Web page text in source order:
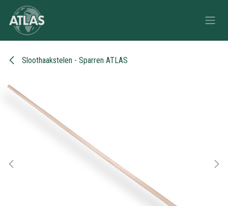
Overslaan naar inhoud
Sloothaakstelen - Sparren ATLAS